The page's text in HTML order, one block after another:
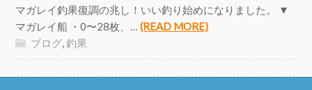
マガレイ釣果復調の兆し！いい釣り始めになりました。 ▼
マガレイ船 ・0〜28枚、…(READ MORE)
ブログ,釣果